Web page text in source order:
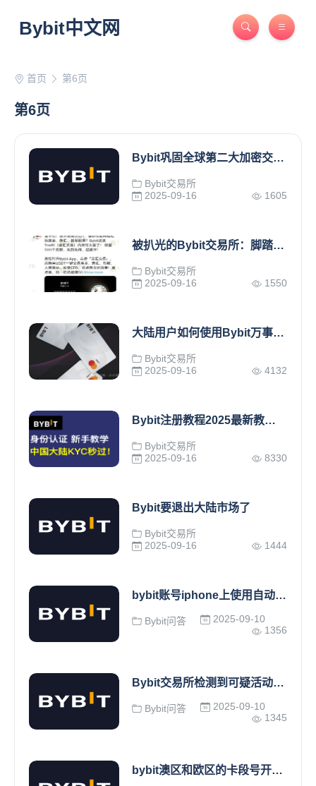
Bybit中文网
首页 第6页
第6页
Bybit巩固全球第二大加密交易所地位
Bybit交易所
2025-09-16
1605
被扒光的Bybit交易所：脚踏汇圈币界两条船，全球韭菜都割完
Bybit交易所
2025-09-16
1550
大陆用户如何使用Bybit万事达卡入金和提现到Wise？
Bybit交易所
2025-09-16
4132
Bybit注册教程2025最新教程 中国大陆身份证可认证 可以获得一张visa卡
Bybit交易所
2025-09-16
8330
​Bybit要退出大陆市场了
Bybit交易所
2025-09-16
1444
bybit账号iphone上使用自动在后台登出，然后就发现我的号没了
Bybit问答
2025-09-10
1356
Bybit交易所检测到可疑活动资金被冻结，如何找回客服
Bybit问答
2025-09-10
1345
bybit澳区和欧区的卡段号开头不一样？bybit欧区卡国内能用吗？